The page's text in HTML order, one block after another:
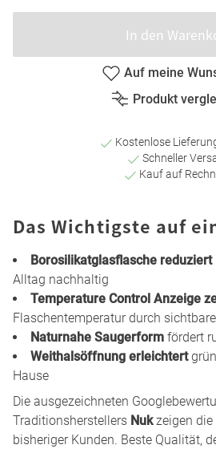
In den
Auf meine
Produkt
Kostenlose
Schneller
Kauf auf
Das Wichtigste auf
Borosilikatglasflasche reduziert
Alltag nachhaltig
Temperature Control Anzeige
Flaschentemperatur durch
Naturnahe Saugerform fördert
Weithalsöffnung erleichtert
Hause
Die ausgezeichneten
Traditionsherstellers Nukzeigen die
bisheriger Kunden. Beste Qualität,